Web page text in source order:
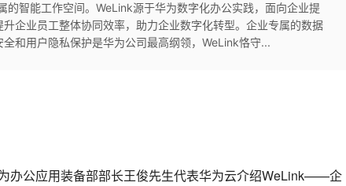
智能工作空间。WeLink源于华为数字化办公实践，面向企业提
企业员工整体协同效率，助力企业数字化转型。企业专属的数据
和用户隐私保护是华为公司最高纲领，WeLink恪守...
办公应用装备部部长王俊先生代表华为云介绍WeLink——企